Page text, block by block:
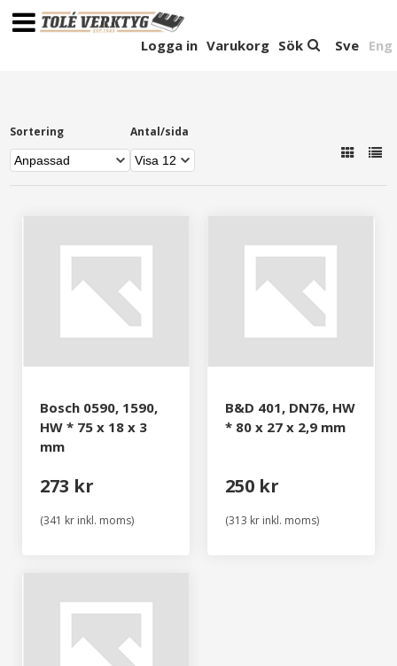
Sve Eng
Sök
Varukorg
Logga in
Sortering Antal/sida
Bosch 0590, 1590,
HW * 75 x 18 x 3
mm
273 kr
(341 kr inkl. moms)
B&D 401, DN76, HW
* 80 x 27 x 2,9 mm
250 kr
(313 kr inkl. moms)